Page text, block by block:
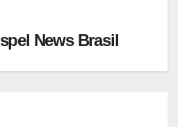
News Brasil